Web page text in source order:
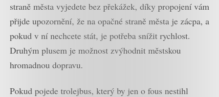
straně města vyjedete bez překážek, díky propojení vám
přijde upozornění, že na opačné straně města je zácpa, a
pokud v ní nechcete stát, je potřeba snížit rychlost.
Druhým plusem je možnost zvýhodnit městskou
hromadnou dopravu.
Pokud pojede trolejbus, který by jen o fous nestihl